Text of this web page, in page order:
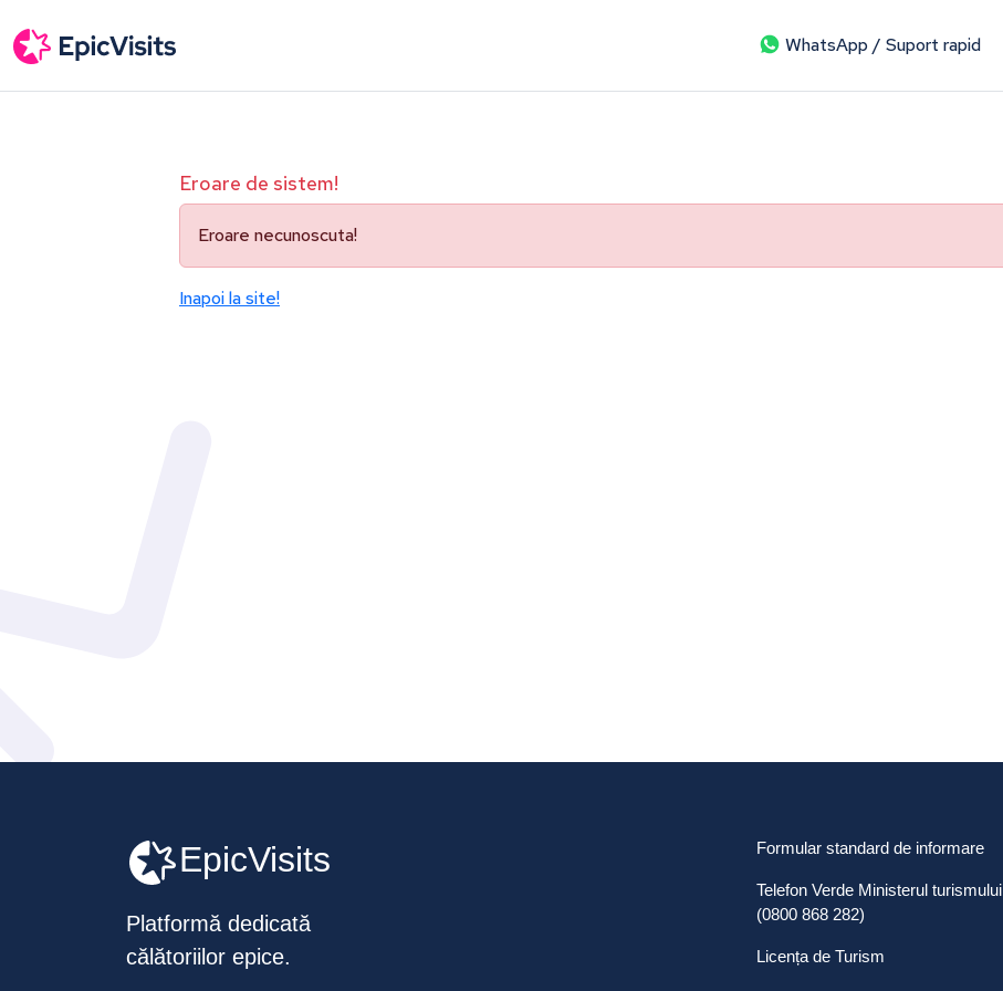
WhatsApp / Suport rapid
Eroare de sistem!
Eroare necunoscuta!
Inapoi la site!
EpicVisits
Platformă dedicată
călătoriilor epice.
Formular standard de informare
Telefon Verde Ministerul turismului
(0800 868 282)
Licența de Turism